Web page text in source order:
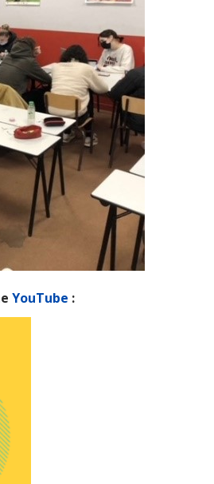
YouTube :